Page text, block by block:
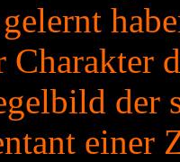
Charakter
der
einer